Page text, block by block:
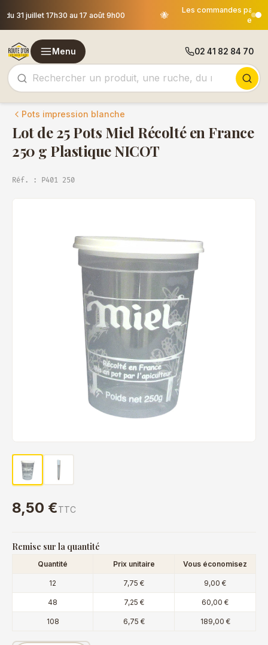
🐝
Les commandes passées après le 30 juillet 12h00 seront
expédiées le 18 août
Menu 02 41 82 84 70
Pots impression blanche
Lot de 25 Pots Miel Récolté en France
250 g Plastique NICOT
Réf. : P401 250
8,50 €TTC
Remise sur la quantité
Quantité Prix unitaire Vous économisez
12 7,75 € 9,00 €
48 7,25 € 60,00 €
108 6,75 € 189,00 €